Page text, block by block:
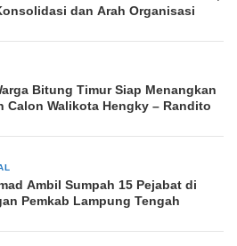
dan Arah Organisasi
Bitung Timur Siap Menangkan
Calon Walikota Hengky – Randito
Ambil Sumpah 15 Pejabat di
Pemkab Lampung Tengah